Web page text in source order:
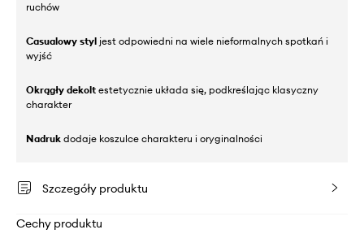
ruchów
Casualowy styl jest odpowiedni na wiele nieformalnych spotkań i
wyjść
Okrągły dekolt estetycznie układa się, podkreślając klasyczny
charakter
Nadruk dodaje koszulce charakteru i oryginalności
Szczegóły produktu
Cechy produktu